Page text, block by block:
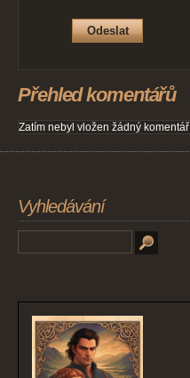
Přehled komentářů
Zatím nebyl vložen žádný komentář
Vyhledávání